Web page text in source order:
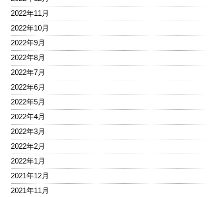
2022年11月
2022年10月
2022年9月
2022年8月
2022年7月
2022年6月
2022年5月
2022年4月
2022年3月
2022年2月
2022年1月
2021年12月
2021年11月